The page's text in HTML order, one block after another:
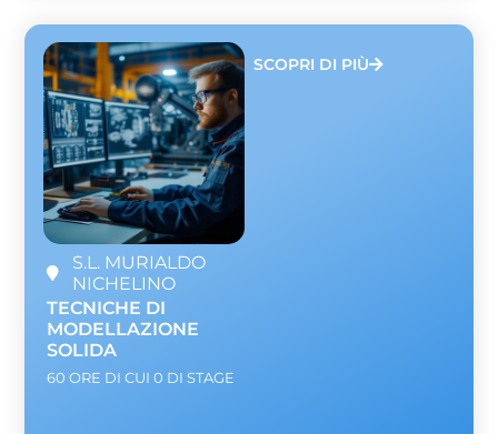
S.L. MURIALDO
NICHELINO
TECNICHE DI
MODELLAZIONE
SOLIDA
60 ORE DI CUI 0 DI STAGE
SCOPRI DI PIÙ